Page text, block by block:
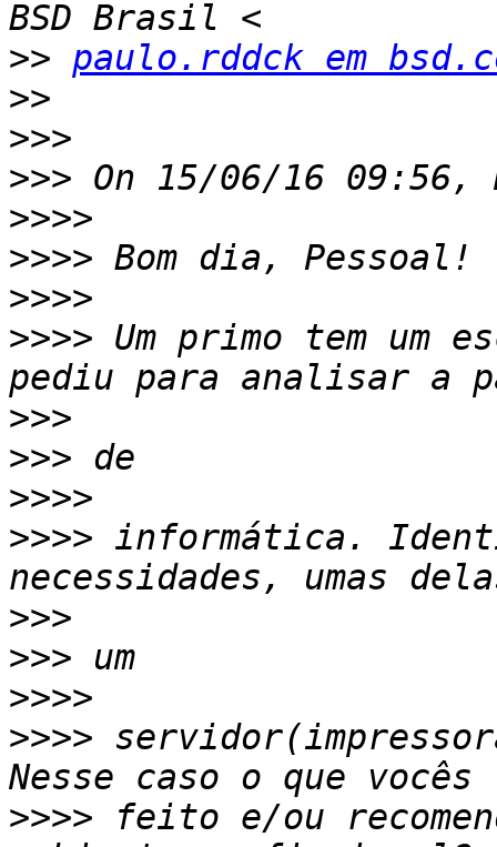
>> paulo.rddck em
>>
>>>
>>>
>>>>
>>>>
>>>>
>>>> Um primo tem um
>>>
>>>
>>>>
>>>> informática.
>>>
>>>
>>>>
>>>>
>>>> feito e/ou